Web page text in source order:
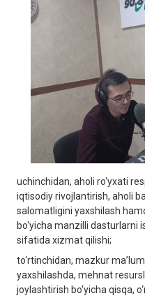
uchinchidan, aholi ro‘yxati
iqtisodiy rivojlantirish, aholi
salomatligini yaxshilash
bo‘yicha manzilli dasturlarni
sifatida xizmat qilishi;
to‘rtinchidan, mazkur
yaxshilashda, mehnat
joylashtirish bo‘yicha qisqa,